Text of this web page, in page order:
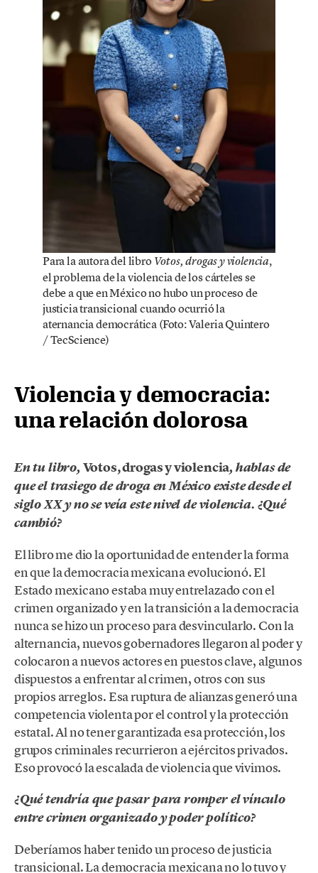
Para la autora del libro Votos, drogas y violencia,
el problema de la violencia de los cárteles se
debe a que en México no hubo un proceso de
justicia transicional cuando ocurrió la
aternancia democrática (Foto: Valeria Quintero
/ TecScience)
Violencia y democracia:
una relación dolorosa
En tu libro, Votos, drogas y violencia, hablas de
que el trasiego de droga en México existe desde el
siglo XX y no se veía este nivel de violencia. ¿Qué
cambió?
El libro me dio la oportunidad de entender la forma
en que la democracia mexicana evolucionó. El
Estado mexicano estaba muy entrelazado con el
crimen organizado y en la transición a la democracia
nunca se hizo un proceso para desvincularlo. Con la
alternancia, nuevos gobernadores llegaron al poder y
colocaron a nuevos actores en puestos clave, algunos
dispuestos a enfrentar al crimen, otros con sus
propios arreglos. Esa ruptura de alianzas generó una
competencia violenta por el control y la protección
estatal. Al no tener garantizada esa protección, los
grupos criminales recurrieron a ejércitos privados.
Eso provocó la escalada de violencia que vivimos.
¿Qué tendría que pasar para romper el vínculo
entre crimen organizado y poder político?
Deberíamos haber tenido un proceso de justicia
transicional. La democracia mexicana no lo tuvo y